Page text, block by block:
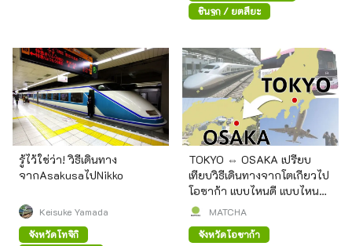
ชินจูกุ / ยตสึยะ
รู้ไว้ใช่ว่า! วิธีเดินทาง
จากAsakusaไปNikko
Keisuke Yamada
จังหวัดโทจิกิ
TOKYO ⇔ OSAKA เปรียบ
เทียบวิธีเดินทางจากโตเกียวไป
โอซาก้า แบบไหนดี แบบไหนคุ้ม
อัพเดทล่าสุด (ปี 2025)
MATCHA
จังหวัดโอซาก้า